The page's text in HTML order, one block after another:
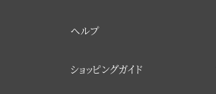
ヘルプ
ショッピングガイド